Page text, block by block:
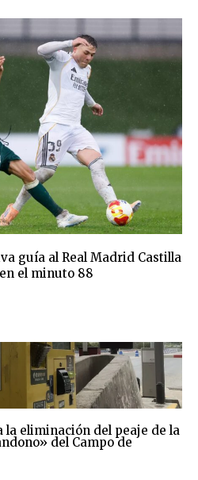
guía al Real Madrid Castilla
el minuto 88
la eliminación del peaje de la
del Campo de